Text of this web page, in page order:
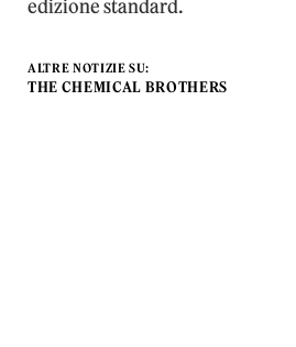
edizione standard.
ALTRE NOTIZIE SU:
THE CHEMICAL BROTHERS